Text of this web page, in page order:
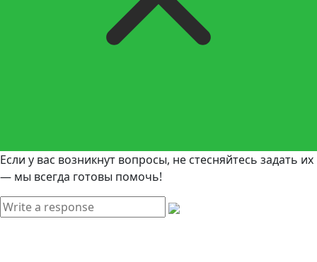
Если у вас возникнут вопросы, не стесняйтесь задать их
— мы всегда готовы помочь!